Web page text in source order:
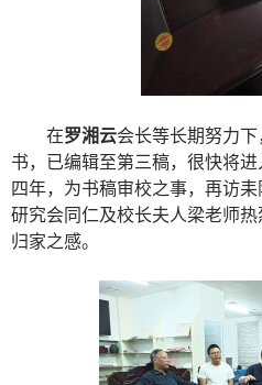
在罗湘云会长等长期努力下
书，已编辑至第三稿，很快将
四年，为书稿审校之事，再访
研究会同仁及校长夫人梁老师
归家之感。